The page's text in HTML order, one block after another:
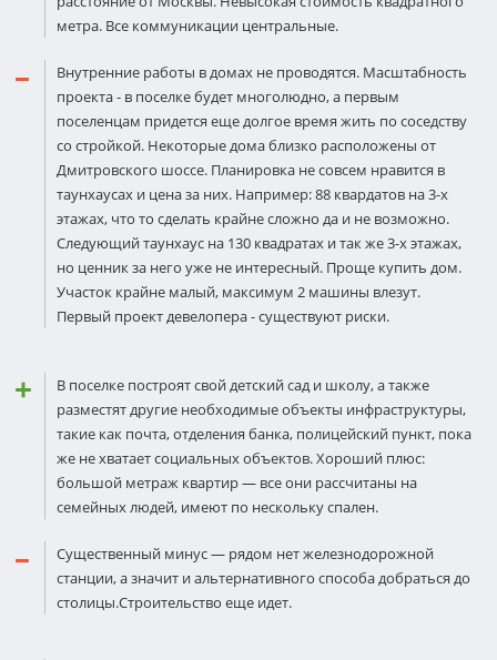
метра. Все коммуникации центральные.
Внутренние работы в домах не проводятся. Масштабность
проекта - в поселке будет многолюдно, а первым
поселенцам придется еще долгое время жить по соседству
со стройкой. Некоторые дома близко расположены от
Дмитровского шоссе. Планировка не совсем нравится в
таунхаусах и цена за них. Например: 88 квардатов на 3-х
этажах, что то сделать крайне сложно да и не возможно.
Следующий таунхаус на 130 квадратах и так же 3-х этажах,
но ценник за него уже не интересный. Проще купить дом.
Участок крайне малый, максимум 2 машины влезут.
Первый проект девелопера - существуют риски.
В поселке построят свой детский сад и школу, а также
разместят другие необходимые объекты инфраструктуры,
такие как почта, отделения банка, полицейский пункт, пока
же не хватает социальных объектов. Хороший плюс:
большой метраж квартир — все они рассчитаны на
семейных людей, имеют по нескольку спален.
Существенный минус — рядом нет железнодорожной
станции, а значит и альтернативного способа добраться до
столицы.Строительство еще идет.